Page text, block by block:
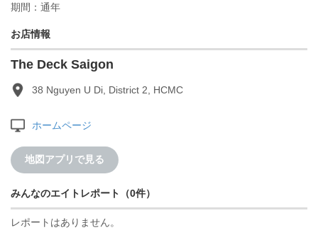
期間：通年
お店情報
The Deck Saigon
38 Nguyen U Di, District 2, HCMC
ホームページ
地図アプリで見る
みんなのエイトレポート（0件）
レポートはありません。